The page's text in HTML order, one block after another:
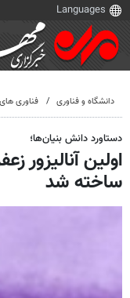
دانشگاه و فناوری فناوری
دستاورد دانش بنیان‌ها؛
اولین آنالیزور
ساخته شد